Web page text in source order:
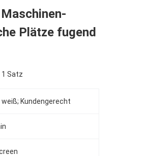
Plätze fugend
1 Satz
weiß; Kundengerecht